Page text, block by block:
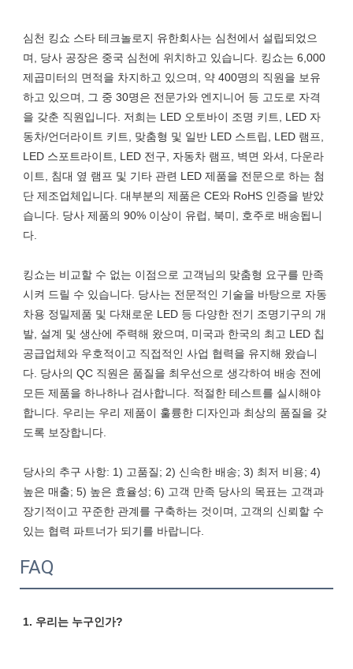
심천 킹쇼 스타 테크놀로지 유한회사는 심천에서 설립되었으
며, 당사 공장은 중국 심천에 위치하고 있습니다. 킹쇼는 6,000
제곱미터의 면적을 차지하고 있으며, 약 400명의 직원을 보유
하고 있으며, 그 중 30명은 전문가와 엔지니어 등 고도로 자격
을 갖춘 직원입니다. 저희는 LED 오토바이 조명 키트, LED 자
동차/언더라이트 키트, 맞춤형 및 일반 LED 스트립, LED 램프,
LED 스포트라이트, LED 전구, 자동차 램프, 벽면 와셔, 다운라
이트, 침대 옆 램프 및 기타 관련 LED 제품을 전문으로 하는 첨
단 제조업체입니다. 대부분의 제품은 CE와 RoHS 인증을 받았
습니다. 당사 제품의 90% 이상이 유럽, 북미, 호주로 배송됩니
다.
킹쇼는 비교할 수 없는 이점으로 고객님의 맞춤형 요구를 만족
시켜 드릴 수 있습니다. 당사는 전문적인 기술을 바탕으로 자동
차용 정밀제품 및 다채로운 LED 등 다양한 전기 조명기구의 개
발, 설계 및 생산에 주력해 왔으며, 미국과 한국의 최고 LED 칩
공급업체와 우호적이고 직접적인 사업 협력을 유지해 왔습니
다. 당사의 QC 직원은 품질을 최우선으로 생각하여 배송 전에
모든 제품을 하나하나 검사합니다. 적절한 테스트를 실시해야
합니다. 우리는 우리 제품이 훌륭한 디자인과 최상의 품질을 갖
도록 보장합니다.
당사의 추구 사항: 1) 고품질; 2) 신속한 배송; 3) 최저 비용; 4)
높은 매출; 5) 높은 효율성; 6) 고객 만족 당사의 목표는 고객과
장기적이고 꾸준한 관계를 구축하는 것이며, 고객의 신뢰할 수
FAQ